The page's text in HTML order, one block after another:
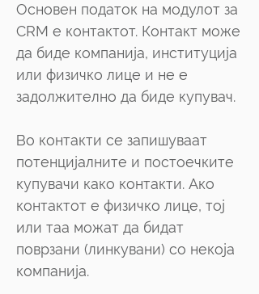
Oсновен податок на модулот за
CRM е контактот. Контакт може
да биде компанија, институција
или физичко лице и не е
задолжително да биде купувач.
Во контакти се запишуваат
потенцијалните и постоечките
купувачи како контакти. Ако
контактот е физичко лице, тој
или таа можат да бидат
поврзани (линкувани) со некоја
компанија.